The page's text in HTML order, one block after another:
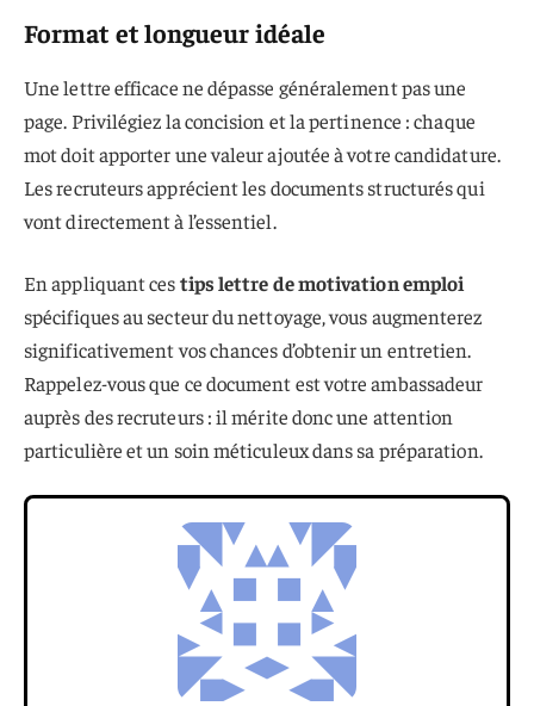
Format et longueur idéale
Une lettre efficace ne dépasse généralement pas une
page. Privilégiez la concision et la pertinence : chaque
mot doit apporter une valeur ajoutée à votre candidature.
Les recruteurs apprécient les documents structurés qui
vont directement à l’essentiel.
En appliquant cestips lettre de motivation emploi
spécifiques au secteur du nettoyage, vous augmenterez
significativement vos chances d’obtenir un entretien.
Rappelez-vous que ce document est votre ambassadeur
auprès des recruteurs : il mérite donc une attention
particulière et un soin méticuleux dans sa préparation.